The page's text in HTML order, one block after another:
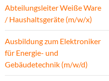
Abteilungsleiter Weiße Ware
/ Haushaltsgeräte (m/w/x)
Ausbildung zum Elektroniker
für Energie- und
Gebäudetechnik (m/w/d)